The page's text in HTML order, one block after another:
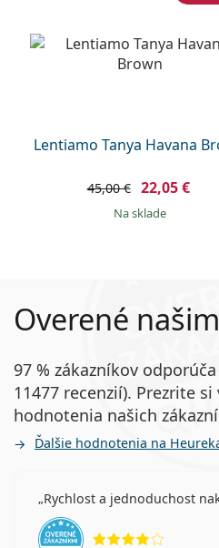
Lentiamo Tanya Havana
45,00 € 22,05 €
na sklade
Overené
97 % zákazníkov
11477 recenzií). Prezrite si
hodnotenia našich
Ďalšie hodnotenia na
Rychlost a jednoduchost